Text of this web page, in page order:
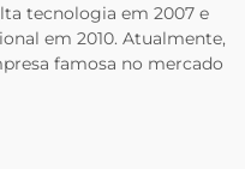
tecnologia em 2007 e
em 2010. Atualmente,
famosa no mercado